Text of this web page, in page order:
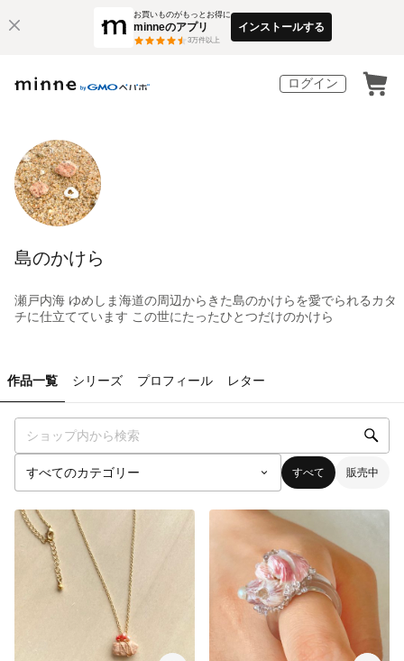
お買いものがもっとお得に
minneのアプリ
3万件以上
インストールする
ログイン
島のかけら
瀬戸内海 ゆめしま海道の周辺からきた島のかけらを愛でられるカタ
チに仕立てています この世にたったひとつだけのかけら
作品一覧 シリーズ プロフィール レター
すべて 販売中